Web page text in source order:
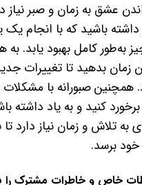
عشق به زمان و صبر نیاز
داشته باشید که با انجام یک
به‌طور کامل بهبود یابد. به
زمان بدهید تا تغییرات
همچنین صبورانه با
کنید و به یاد داشته
به تلاش و زمان نیاز دارد تا
برسد.